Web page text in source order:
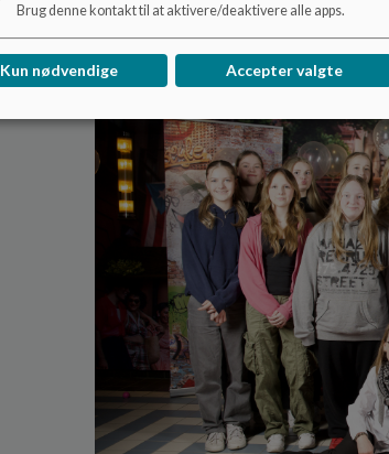
Brug denne kontakt til at aktivere/deaktivere alle apps.
Kun nødvendige Accepter valgte